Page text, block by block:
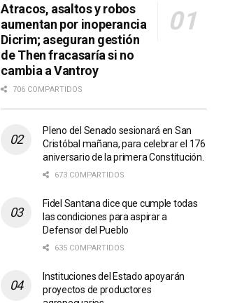
Atracos, asaltos y robos
aumentan por inoperancia
Dicrim; aseguran gestión
de Then fracasaría si no
cambia a Vantroy
706 COMPARTIDOS
Pleno del Senado sesionará en San
Cristóbal mañana, para celebrar el 176
aniversario de la primera Constitución.
673 COMPARTIDOS
Fidel Santana dice que cumple todas
las condiciones para aspirar a
Defensor del Pueblo
635 COMPARTIDOS
Instituciones del Estado apoyarán
proyectos de productores